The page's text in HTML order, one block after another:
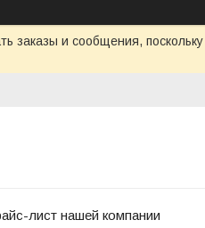
заказы и сообщения,
лист нашей компании